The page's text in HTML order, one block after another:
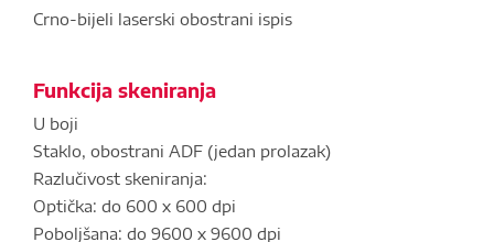
Crno-bijeli laserski obostrani ispis
Funkcija skeniranja
U boji
Staklo, obostrani ADF (jedan prolazak)
Razlučivost skeniranja:
Optička: do 600 x 600 dpi
Poboljšana: do 9600 x 9600 dpi